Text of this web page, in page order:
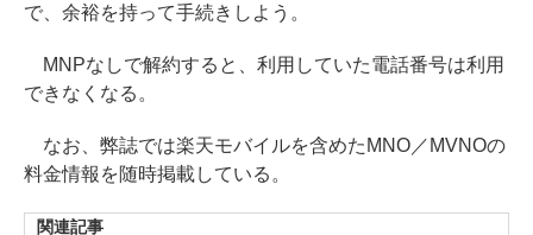
で、余裕を持って手続きしよう。
MNPなしで解約すると、利用していた電話番号は利用
できなくなる。
なお、弊誌では楽天モバイルを含めたMNO／MVNOの
料金情報を随時掲載している。
関連記事